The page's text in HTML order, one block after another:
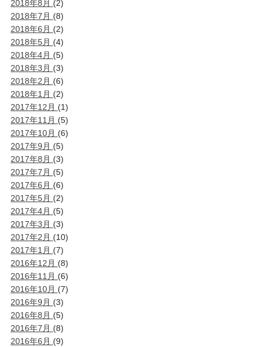
2018年8月 (2)
2018年7月 (8)
2018年6月 (2)
2018年5月 (4)
2018年4月 (5)
2018年3月 (3)
2018年2月 (6)
2018年1月 (2)
2017年12月 (1)
2017年11月 (5)
2017年10月 (6)
2017年9月 (5)
2017年8月 (3)
2017年7月 (5)
2017年6月 (6)
2017年5月 (2)
2017年4月 (5)
2017年3月 (3)
2017年2月 (10)
2017年1月 (7)
2016年12月 (8)
2016年11月 (6)
2016年10月 (7)
2016年9月 (3)
2016年8月 (5)
2016年7月 (8)
2016年6月 (9)